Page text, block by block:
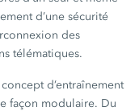
d’une sécurité
des
télématiques.
d’entraînement
façon modulaire. Du